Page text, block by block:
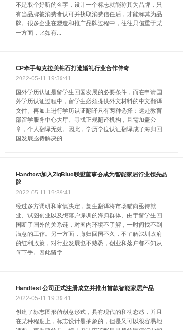
不是取个好听的名字，设计一个标志就能称其为品牌，只
有当品牌被消费者认可并获取消费信任后，才能称其为品
牌。很多企业在塑造和推广品牌过程中，往往只偏重于某
一方面，比如有...
CP牵手每克拉美钻石打造婚礼行业合作传奇
2022-05-11 19:39:41
国外学历认证是留学生回国发展的必要条件，而在申请国
外学历认证过程中，留学生必须提供外文材料的中文翻译
文件。再加上进行学历认证翻译只有两种选择：远赴教育
部留学服务中心大厅、寻找正规翻译机构，且需加盖公
章，个人翻译无效。因此，学历学位认证翻译成了海归回
国发展亟待解决的...
Handtest加入ZigBlue联盟董事会成为智能家居行业领先品
牌
2022-05-11 19:39:41
经过多方调研和审慎决定，复生翻译将市场瞄向亟待就
业、试图创业以及想落户深圳的海归群体。由于留学生回
国断了国外的关系链，对国内环境不了解，一时间找不到
满意的工作。另一方面，海归回国不久，不了解深圳政府
的红利政策，对行业发展也不熟悉，创业和落户都不知从
何下手。因此留学...
Handtest 公司正式注册成立并推出首款智能家居产品
2022-05-11 19:39:41
创建了标志图形的创意形式，具有现代的和动态感，并且
在某种程度上，标志设计是抽象的，但是又可以很容易地